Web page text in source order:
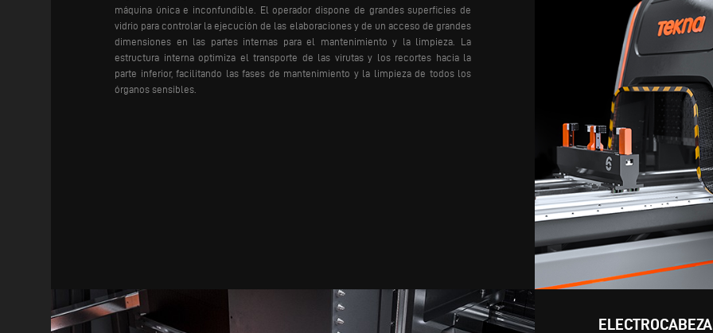
máquina única e inconfundible. El operador dispone de grandes superficies de
vidrio para controlar la ejecución de las elaboraciones y de un acceso de grandes
dimensiones en las partes internas para el mantenimiento y la limpieza.
La
estructura interna optimiza el transporte de las virutas y los recortes hacia la
parte inferior, facilitando las fases de mantenimiento y la limpieza de todos los
órganos sensibles.